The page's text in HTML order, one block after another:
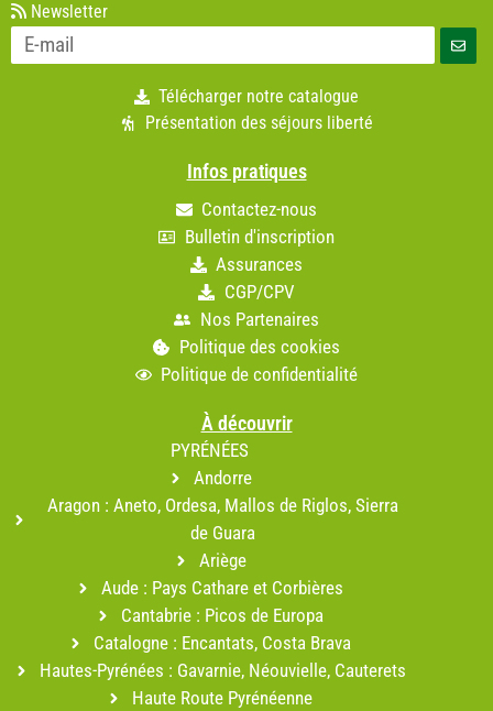
Newsletter
Télécharger notre catalogue
Présentation des séjours liberté
Infos pratiques
Contactez-nous
Bulletin d'inscription
Assurances
CGP/CPV
Nos Partenaires
Politique des cookies
Politique de confidentialité
À découvrir
PYRÉNÉES
Andorre
Aragon : Aneto, Ordesa, Mallos de Riglos, Sierra
de Guara
Ariège
Aude : Pays Cathare et Corbières
Cantabrie : Picos de Europa
Catalogne : Encantats, Costa Brava
Hautes-Pyrénées : Gavarnie, Néouvielle, Cauterets
Haute Route Pyrénéenne